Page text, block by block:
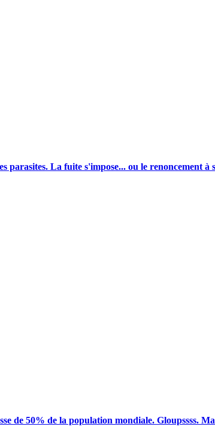
parasites. La fuite s'impose... ou le renoncement à
de 50% de la population mondiale. Gloupssss.